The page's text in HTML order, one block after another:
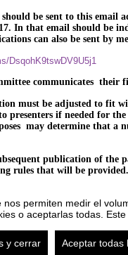
permiten medir el
o aceptarlas todas.
y cerrar Aceptar todas
be sent to this email
In that email should be
can also be sent by
DsqohK9tswDV9U5j1
communicates their
must be adjusted to fit
presenters if needed for
may determine that a
publication of the
rules that will be provided.
Aviso